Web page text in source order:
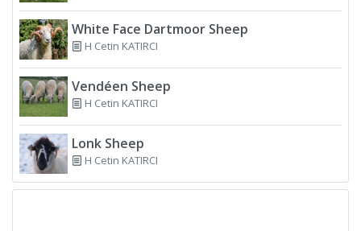
White Face Dartmoor Sheep
H Cetin KATIRCI
Vendéen Sheep
H Cetin KATIRCI
Lonk Sheep
H Cetin KATIRCI